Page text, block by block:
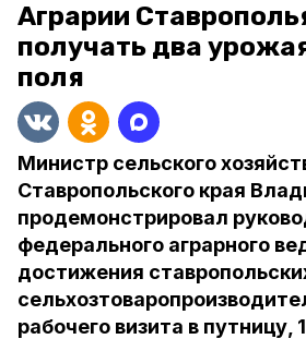
Аграрии
получать два
поля
Министр сельского
Ставропольского края
продемонстрировал
федерального аграрного
достижения
рабочего визита в путницу,